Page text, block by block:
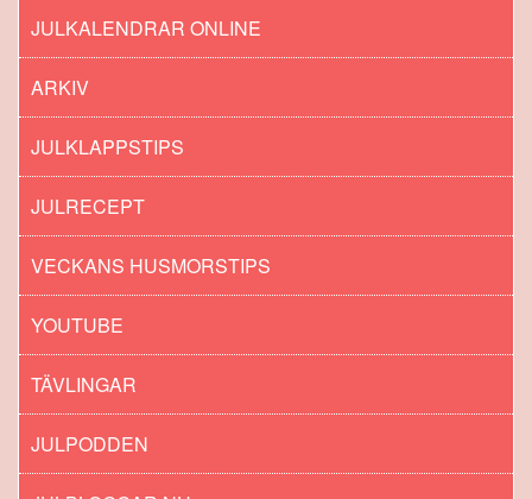
JULKALENDRAR ONLINE
ARKIV
JULKLAPPSTIPS
JULRECEPT
VECKANS HUSMORSTIPS
YOUTUBE
TÄVLINGAR
JULPODDEN